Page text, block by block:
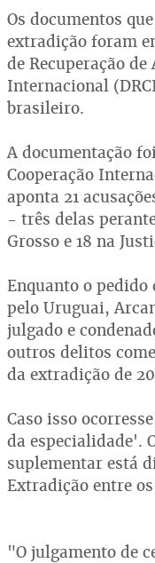
Os documentos
extradição foram
de Recuperação de
Internacional
brasileiro.
A documentação
Cooperação
aponta 21
- três delas
Grosso e 18 na
Enquanto o pedido
pelo Uruguai,
julgado e
outros delitos
da extradição de
Caso isso
da especialidade'.
suplementar está
Extradição entre
"O julgamento de